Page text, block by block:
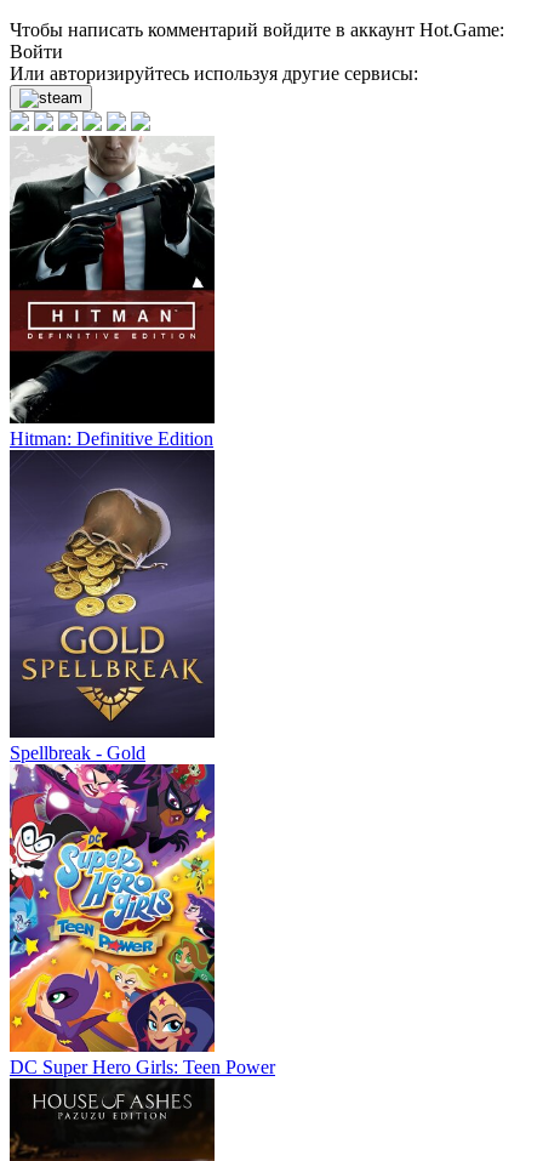
Чтобы написать комментарий войдите в аккаунт Hot.Game:
Войти
Или авторизируйтесь используя другие сервисы:
Hitman: Definitive Edition
Spellbreak - Gold
DC Super Hero Girls: Teen Power